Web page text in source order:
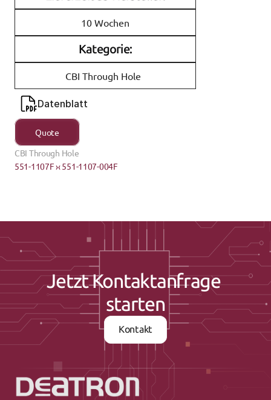
10 Wochen
Kategorie:
CBI Through Hole
Datenblatt
Quote
CBI Through Hole
551-1107F ›‹ 551-1107-004F
Jetzt Kontaktanfrage
starten
Kontakt